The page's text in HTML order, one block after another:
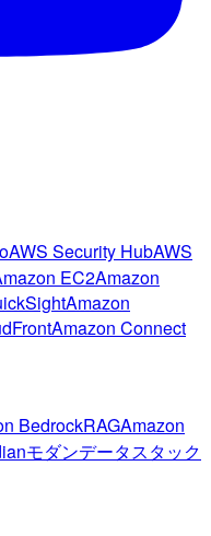
AWS Security HubAWS
EC2Amazon
Amazon
Amazon Connect
BedrockRAGAmazon
モダンデータスタック